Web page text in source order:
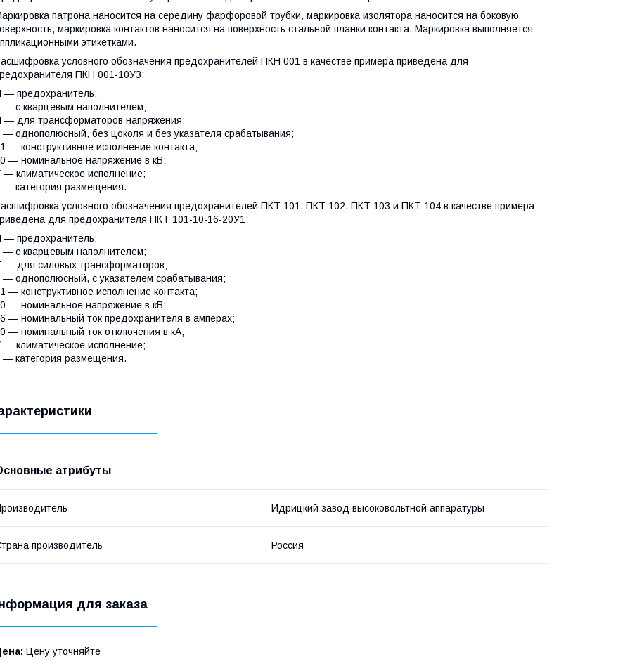
патрона наносится на середину фарфоровой трубки, маркировка изолятора наносится на боковую
маркировка контактов наносится на поверхность стальной планки контакта. Маркировка выполняется
этикетками.
условного обозначения предохранителей ПКН 001 в качестве примера приведена для
ПКН 001-10УЗ:
— предохранитель;
— с кварцевым наполнителем;
— для трансформаторов напряжения;
— однополюсный, без цоколя и без указателя срабатывания;
— конструктивное исполнение контакта;
— номинальное напряжение в кВ;
— климатическое исполнение;
— категория размещения.
условного обозначения предохранителей ПКТ 101, ПКТ 102, ПКТ 103 и ПКТ 104 в качестве примера
для предохранителя ПКТ 101-10-16-20У1:
— предохранитель;
— с кварцевым наполнителем;
— для силовых трансформаторов;
— однополюсный, с указателем срабатывания;
— конструктивное исполнение контакта;
— номинальное напряжение в кВ;
— номинальный ток предохранителя в амперах;
— номинальный ток отключения в кА;
— климатическое исполнение;
— категория размещения.
атрибуты
Идрицкий завод высоковольтной аппаратуры
производитель Россия
для заказа
Цену уточняйте